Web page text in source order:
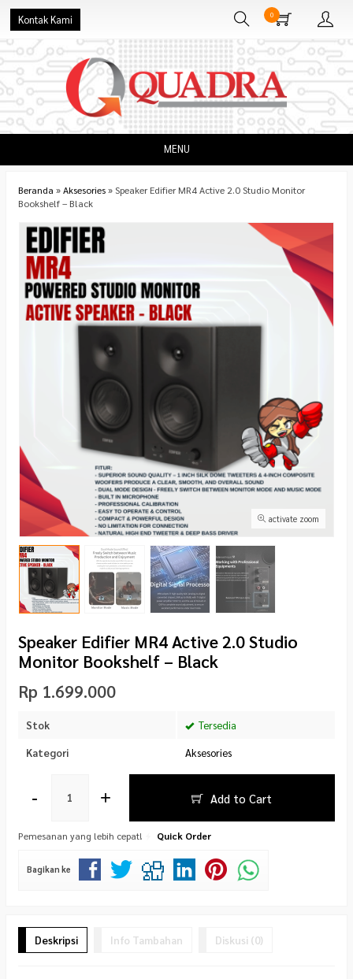
Kontak Kami 0
MENU
Beranda »Aksesories» Speaker Edifier MR4 Active 2.0 Studio Monitor
Bookshelf – Black
activate zoom
Speaker Edifier MR4 Active 2.0 Studio
Monitor Bookshelf – Black
Rp 1.699.000
Stok Tersedia
Kategori Aksesories
- + Add to Cart
Pemesanan yang lebih cepat! Quick Order
Bagikan ke
Deskripsi Info Tambahan Diskusi (0)